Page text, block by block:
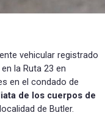
vehicular registrado
la Ruta 23 en
en el condado de
de los cuerpos de
de Butler.